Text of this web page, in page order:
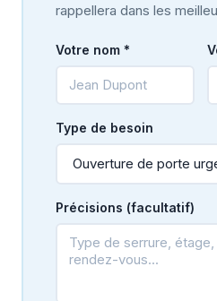
rappellera dans les
Votre nom *
Type de besoin
Précisions (facultatif)